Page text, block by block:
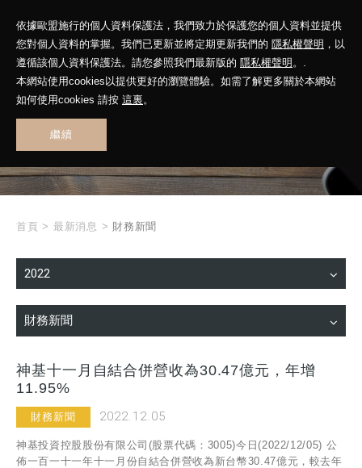
依據歐盟施行的個人資料保護法，我們致力於保護您的個人資料並提供
您對個人資料的掌握。我們已更新並將定期更新我們的 隱私權聲明 ，以
遵循該個人資料保護法。請您參照我們最新版的 隱私權聲明 。.
本網站使用cookies以提供更好的瀏覽體驗。如需了解更多關於本網站
如何使用cookies 請按 這裏。
繼續
WHAT'S NEW
首頁 > 最新消息 > 財務新聞
2022
財務新聞
神基十一月自結合併營收為30.47億元，年增
11.95%
財務新聞 2022.12.05
神基投資控股股份有限公司(股票代碼：3005)今日(2022/12/05) 公
佈一百一十一年十一月份自結合併營收為新台幣30.47億元，較去年